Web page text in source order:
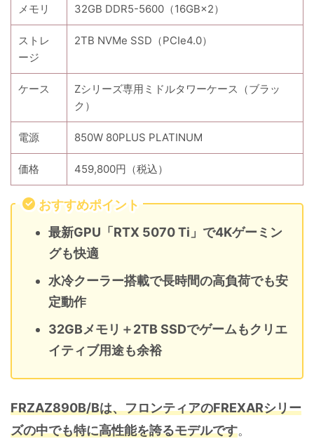
メモリ 32GB DDR5-5600（16GB×2）
ストレ
ージ
2TB NVMe SSD（PCIe4.0）
ケース
Zシリーズ専用ミドルタワーケース（ブラッ
ク）
電源 850W 80PLUS PLATINUM
価格 459,800円（税込）
おすすめポイント
最新GPU「RTX 5070 Ti」で4Kゲーミン
グも快適
水冷クーラー搭載で長時間の高負荷でも安
定動作
32GBメモリ＋2TB SSDでゲームもクリエ
イティブ用途も余裕
FRZAZ890B/Bは、フロンティアのFREXARシリー
ズの中でも特に高性能を誇るモデルです。